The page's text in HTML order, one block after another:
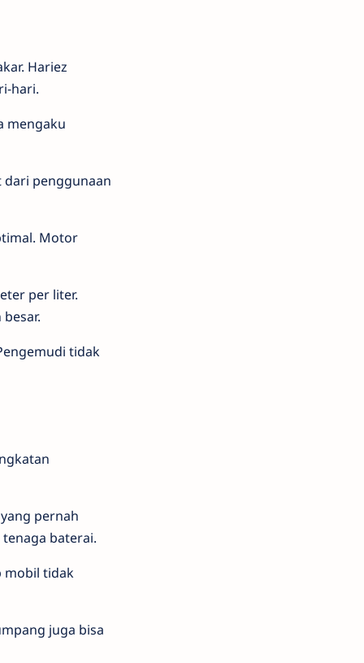
Hariez
hari.
mengaku
dari penggunaan
Motor
per liter.
tidak
pernah
baterai.
mobil tidak
juga bisa